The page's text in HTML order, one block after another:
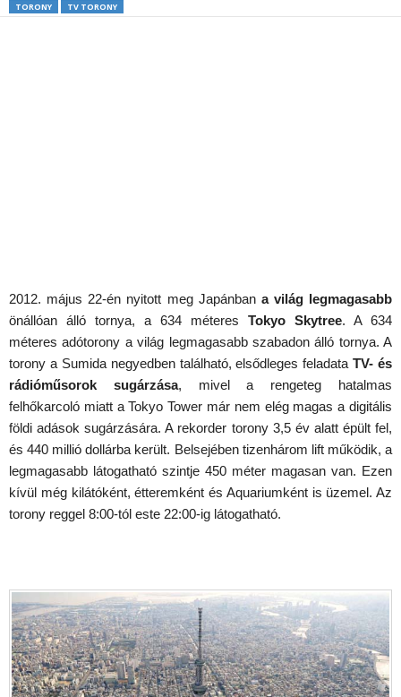
TORONY
TV TORONY
2012. május 22-én nyitott meg Japánban a világ legmagasabb
önállóan álló tornya, a 634 méteres Tokyo Skytree. A 634
méteres adótorony a világ legmagasabb szabadon álló tornya. A
torony a Sumida negyedben található, elsődleges feladataTV- és
rádióműsorok sugárzása, mivel a rengeteg hatalmas
felhőkarcoló miatt a Tokyo Tower már nem elég magas a digitális
földi adások sugárzására. A rekorder torony 3,5 év alatt épült fel,
és 440 millió dollárba került. Belsejében tizenhárom lift működik, a
legmagasabb látogatható szintje 450 méter magasan van. Ezen
kívül még kilátóként, étteremként és Aquariumként is üzemel. Az
torony reggel 8:00-tól este 22:00-ig látogatható.